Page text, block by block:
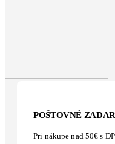
POŠTOVNÉ
Pri nákupe nad 50€ s